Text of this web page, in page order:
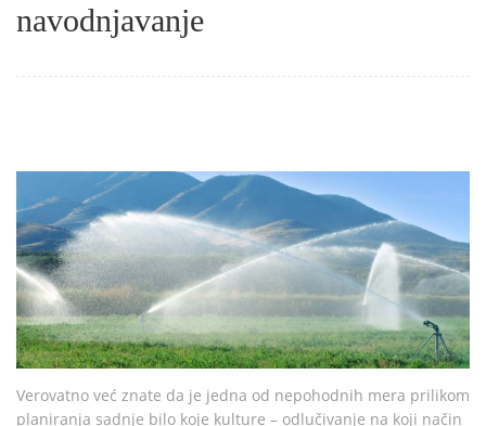
navodnjavanje
Verovatno već znate da je jedna od nepohodnih mera prilikom
planiranja sadnje bilo koje kulture – odlučivanje na koji način